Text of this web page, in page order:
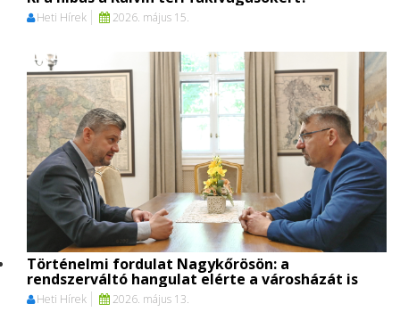
Heti Hírek 2026. május 15.
Történelmi fordulat Nagykőrösön: a
rendszerváltó hangulat elérte a városházát is
Heti Hírek 2026. május 13.